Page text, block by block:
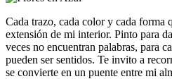
Cada trazo, cada color y cada forma
extensión de mi interior. Pinto para
veces no encuentran palabras, para
pueden ser sentidos. Te invito a
se convierte en un puente entre mi